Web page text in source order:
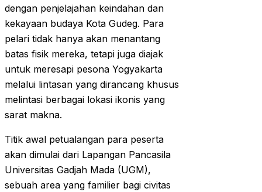
dengan penjelajahan keindahan dan
kekayaan budaya Kota Gudeg. Para
pelari tidak hanya akan menantang
batas fisik mereka, tetapi juga diajak
untuk meresapi pesona Yogyakarta
melalui lintasan yang dirancang khusus
melintasi berbagai lokasi ikonis yang
sarat makna.
Titik awal petualangan para peserta
akan dimulai dari Lapangan Pancasila
Universitas Gadjah Mada (UGM),
sebuah area yang familier bagi civitas